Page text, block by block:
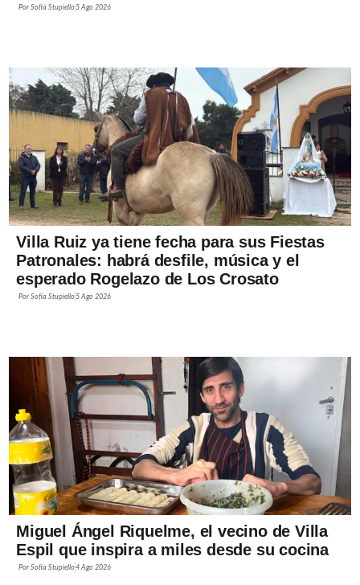
PorSofía Stupiello5 Ago 2026
Villa Ruiz ya tiene fecha para sus Fiestas
Patronales: habrá desfile, música y el
esperado Rogelazo de Los Crosato
PorSofía Stupiello5 Ago 2026
Miguel Ángel Riquelme, el vecino de Villa
Espil que inspira a miles desde su cocina
PorSofía Stupiello4 Ago 2026